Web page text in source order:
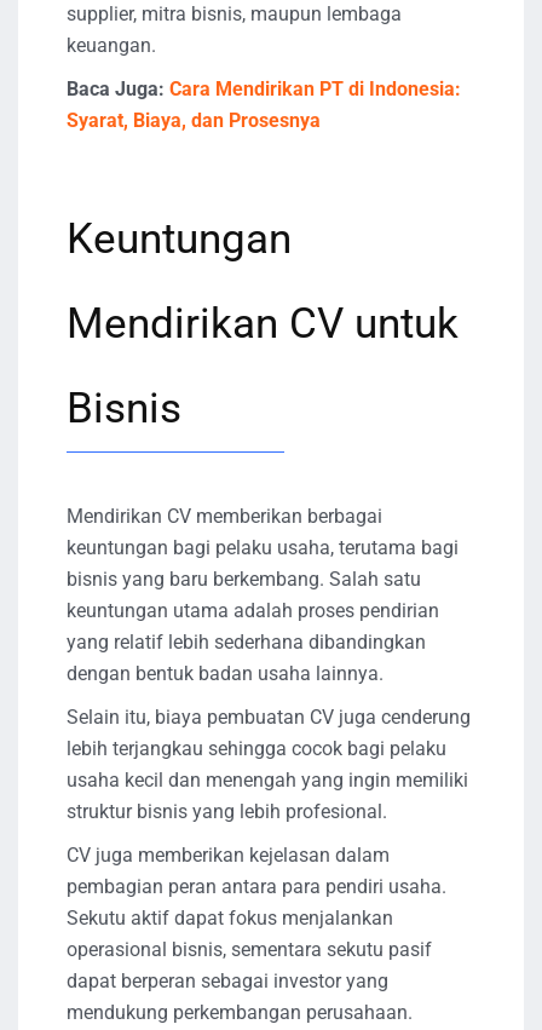
supplier, mitra bisnis, maupun lembaga
keuangan.
Baca Juga: Cara Mendirikan PT di Indonesia:
Syarat, Biaya, dan Prosesnya
Keuntungan
Mendirikan CV untuk
Bisnis
Mendirikan CV memberikan berbagai
keuntungan bagi pelaku usaha, terutama bagi
bisnis yang baru berkembang. Salah satu
keuntungan utama adalah proses pendirian
yang relatif lebih sederhana dibandingkan
dengan bentuk badan usaha lainnya.
Selain itu, biaya pembuatan CV juga cenderung
lebih terjangkau sehingga cocok bagi pelaku
usaha kecil dan menengah yang ingin memiliki
struktur bisnis yang lebih profesional.
CV juga memberikan kejelasan dalam
pembagian peran antara para pendiri usaha.
Sekutu aktif dapat fokus menjalankan
operasional bisnis, sementara sekutu pasif
dapat berperan sebagai investor yang
mendukung perkembangan perusahaan.